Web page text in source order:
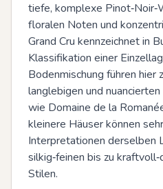
tiefe, komplexe
floralen Noten und
Grand Cru kennzeichnet in
Klassifikation einer
Bodenmischung führen hier
langlebigen und
wie Domaine de la
kleinere Häuser können
Interpretationen derselben
silkig‑feinen bis zu
Stilen.